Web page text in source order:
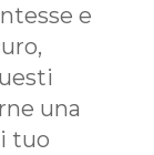
e
una
tuo